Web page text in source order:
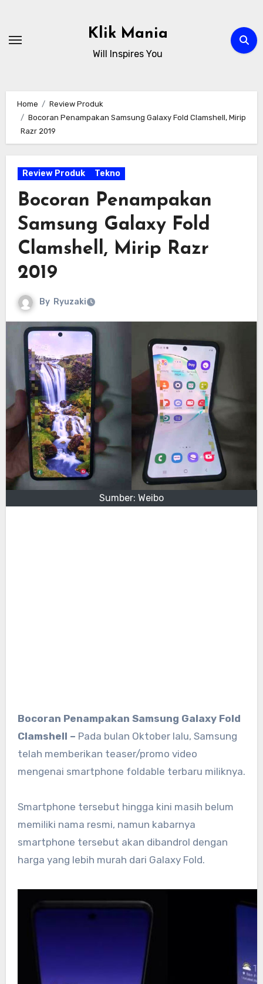
content
Klik Mania
Will Inspires You
Home
Review Produk
Bocoran Penampakan Samsung Galaxy Fold Clamshell, Mirip
Razr 2019
Review Produk Tekno
Bocoran Penampakan
Samsung Galaxy Fold
Clamshell, Mirip Razr
2019
By Ryuzaki
Sumber: Weibo
Bocoran Penampakan Samsung Galaxy Fold
Clamshell – Pada bulan Oktober lalu, Samsung
telah memberikan teaser/promo video
mengenai smartphone foldable terbaru miliknya.
Smartphone tersebut hingga kini masih belum
memiliki nama resmi, namun kabarnya
smartphone tersebut akan dibandrol dengan
harga yang lebih murah dari Galaxy Fold.